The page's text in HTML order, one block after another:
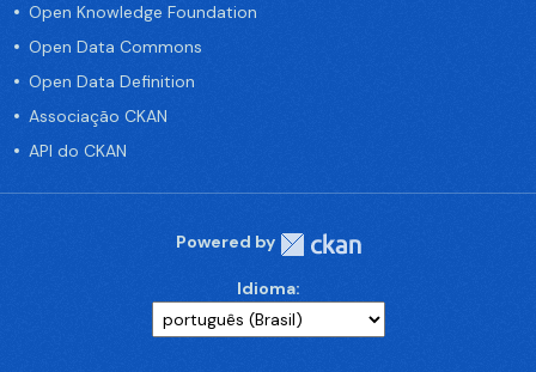
Open Knowledge Foundation
Open Data Commons
Open Data Definition
Associação CKAN
API do CKAN
Powered by
Idioma